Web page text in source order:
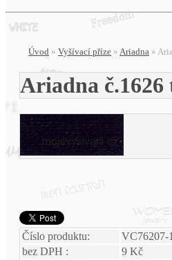
Úvod » Vyšívací příze » Ariadna »
Ariadna č.1626
Číslo produktu:
VC76207-
bez DPH :
9 Kč